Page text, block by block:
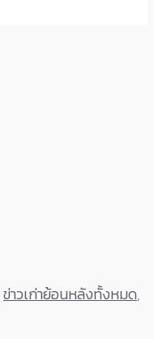
ข่าวเก่าย้อนหลังทั้งหมด,